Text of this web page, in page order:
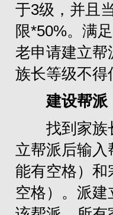
于3级，并且
限*50%。满
老申请建立帮
族长等级不得
建设帮派
找到家族长
立帮派后输
能有空格）和
空格）。派